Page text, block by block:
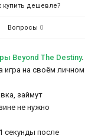
купить дешевле?
Вопросы 0
Beyond The Destiny.
игра на своём личном
займут
не нужно
секунды после